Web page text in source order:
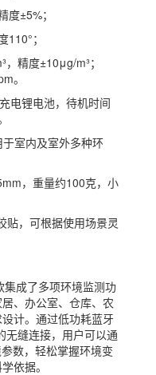
±5%；
；
精度±10μg/m³；
。
电锂电池，待机时间
室内及室外多种环
，重量约100克，小
贴，可根据使用场景灵
成了多项环境监测功
、办公室、仓库、农
计。通过低功耗蓝牙
无缝连接，用户可以通
数，轻松掌握环境变
依据。